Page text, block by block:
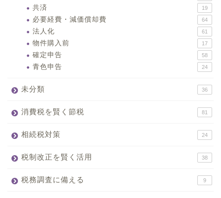
共済 19
必要経費・減価償却費 64
法人化 61
物件購入前 17
確定申告 58
青色申告 24
未分類 36
消費税を賢く節税 81
相続税対策 24
税制改正を賢く活用 38
税務調査に備える 9